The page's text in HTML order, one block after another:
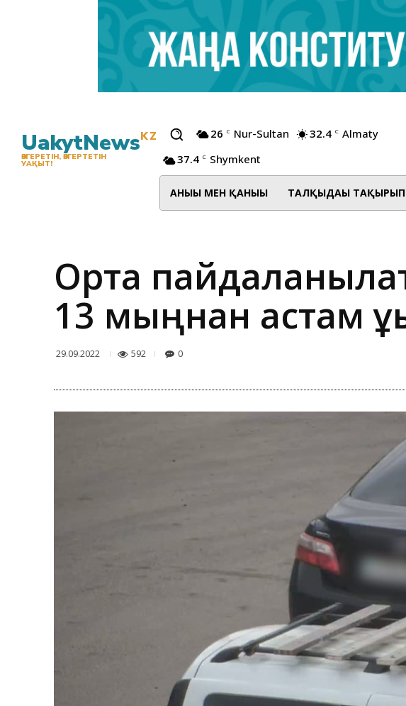
UakytNewsKZ
ӨЗГЕРЕТІН, ӨЗГЕРТЕТІН
УАҚЫТ!
26 C Nur-Sultan 32.4 C Almaty
37.4 C Shymkent
АНЫҒЫ МЕН ҚАНЫҒЫ ТАЛҚЫДАҒЫ ТАҚЫРЫП
Ортақ
13 мыңнан астам
29.09.2022 592 0